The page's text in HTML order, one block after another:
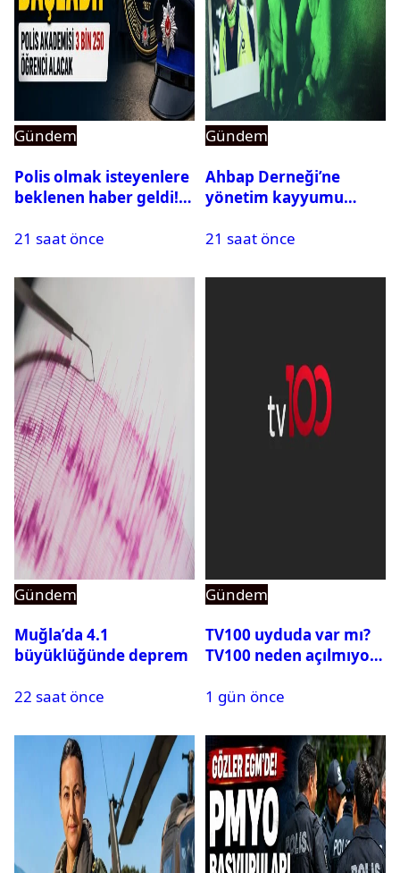
Gündem
Polis olmak isteyenlere
beklenen haber geldi!
21 saat önce
Gündem
Ahbap Derneği’ne
yönetim kayyumu
açıldı
21 saat önce
Gündem
Muğla’da 4.1
büyüklüğünde deprem
22 saat önce
Gündem
TV100 uyduda var mı?
TV100 neden açılmıyor?
1 gün önce